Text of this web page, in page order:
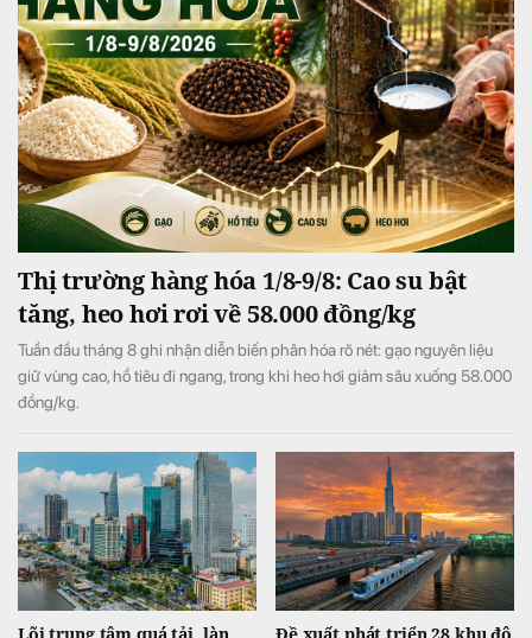
Thị trường hàng hóa 1/8-9/8: Cao su bật
tăng, heo hơi rơi về 58.000 đồng/kg
Tuần đầu tháng 8 ghi nhận diễn biến phân hóa rõ nét: gạo nguyên liệu
giữ vùng cao, hồ tiêu đi ngang, trong khi heo hơi giảm sâu xuống 58.000
đồng/kg.
Lõi trung tâm quá tải, làn Đề xuất phát triển 28 khu đô